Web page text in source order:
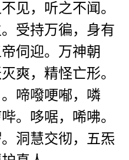
见，听之不闻。
受持万徧，身有
伺迎。万神朝
爽，精怪亡形。
啼㗶哽喐， 噒
哔。哆啹， 唏咈。
洞慧交彻，五炁